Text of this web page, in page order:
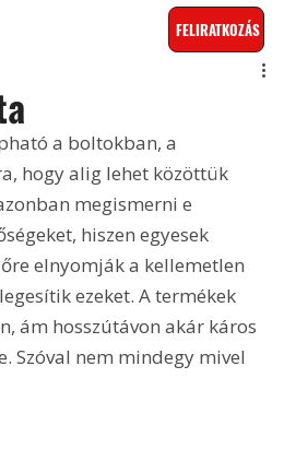
FELIRATKOZÁS
a boltokban, a
hogy alig lehet közöttük
megismerni e
hiszen egyesek
elnyomják a kellemetlen
ezeket. A termékek
ám hosszútávon akár káros
Szóval nem mindegy mivel